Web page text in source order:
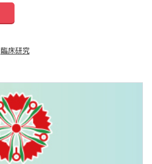
臨床研究